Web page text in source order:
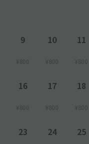
9
¥800
10
¥800
11
¥800
16
¥800
17
¥800
18
¥800
23 24 25